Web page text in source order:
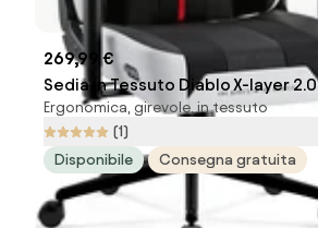
269,99 €
Sedia In Tessuto Diablo X-layer 2.0
Small, Bianco E Nero
Ergonomica, girevole, in tessuto
(1)
Disponibile
Consegna gratuita